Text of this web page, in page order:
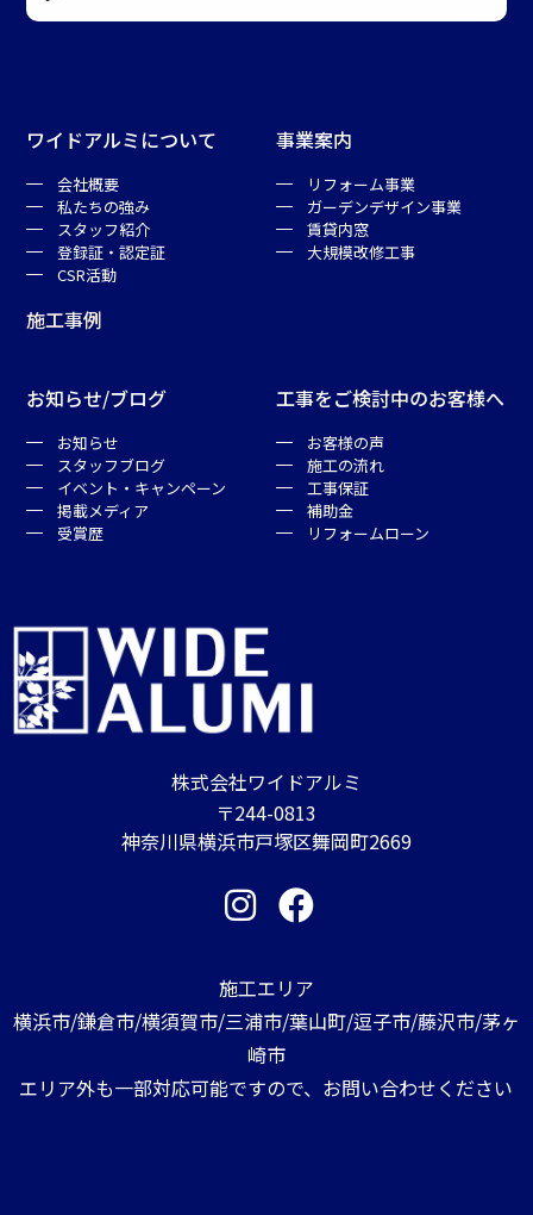
ワイドアルミについて
会社概要
私たちの強み
スタッフ紹介
登録証・認定証
CSR活動
施工事例
事業案内
リフォーム事業
ガーデンデザイン事業
賃貸内窓
大規模改修工事
お知らせ/ブログ
お知らせ
スタッフブログ
イベント・キャンペーン
掲載メディア
受賞歴
工事をご検討中のお客様へ
お客様の声
施工の流れ
工事保証
補助金
リフォームローン
株式会社ワイドアルミ
〒244-0813
神奈川県横浜市戸塚区舞岡町2669
施工エリア
横浜市/鎌倉市/横須賀市/三浦市/葉山町/逗子市/藤沢市/茅ヶ
崎市
エリア外も一部対応可能ですので、お問い合わせください